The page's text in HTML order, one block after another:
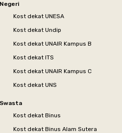
Kost dekat UNESA
Kost dekat Undip
Kost dekat UNAIR Kampus B
Kost dekat ITS
Kost dekat UNAIR Kampus C
Kost dekat UNS
Kost dekat Binus
Kost dekat Binus Alam Sutera